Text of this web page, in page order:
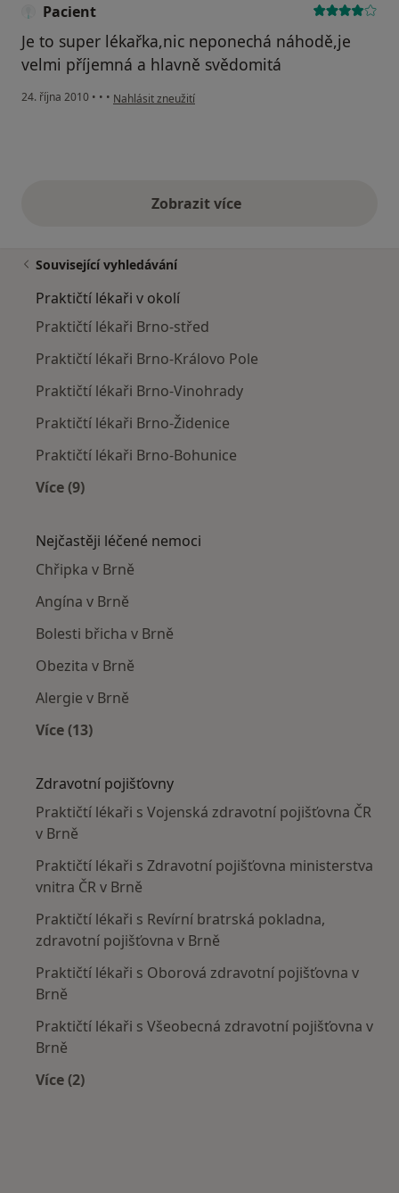
Pacient
Je to super lékařka,nic neponechá náhodě,je
velmi příjemná a hlavně svědomitá
24. října 2010 • • • podle názoru uživatele Pacient
Nahlásit zneužití
Zobrazit vícevýše uvedené názory
Související vyhledávání
Praktičtí lékaři v okolí
Praktičtí lékaři Brno-střed
Praktičtí lékaři Brno-Královo Pole
Praktičtí lékaři Brno-Vinohrady
Praktičtí lékaři Brno-Židenice
Praktičtí lékaři Brno-Bohunice
Více (9)
Nejčastěji léčené nemoci
Chřipka v Brně
Angína v Brně
Bolesti břicha v Brně
Obezita v Brně
Alergie v Brně
Více (13)
Zdravotní pojišťovny
Praktičtí lékaři s Vojenská zdravotní pojišťovna ČR
v Brně
Praktičtí lékaři s Zdravotní pojišťovna ministerstva
vnitra ČR v Brně
Praktičtí lékaři s Revírní bratrská pokladna,
zdravotní pojišťovna v Brně
Praktičtí lékaři s Oborová zdravotní pojišťovna v
Brně
Praktičtí lékaři s Všeobecná zdravotní pojišťovna v
Brně
Více (2)